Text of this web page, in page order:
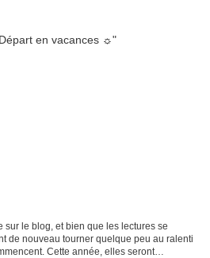
sur le blog, et bien que les lectures se
de nouveau tourner quelque peu au ralenti
Cette année, elles seront